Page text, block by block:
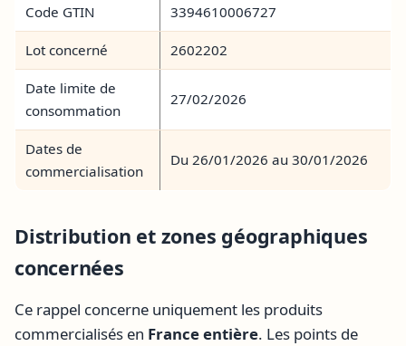
Code GTIN 3394610006727
Lot concerné 2602202
Date limite de
consommation
27/02/2026
Dates de
commercialisation
Du 26/01/2026 au 30/01/2026
Distribution et zones géographiques
concernées
Ce rappel concerne uniquement les produits
commercialisés en France entière. Les points de